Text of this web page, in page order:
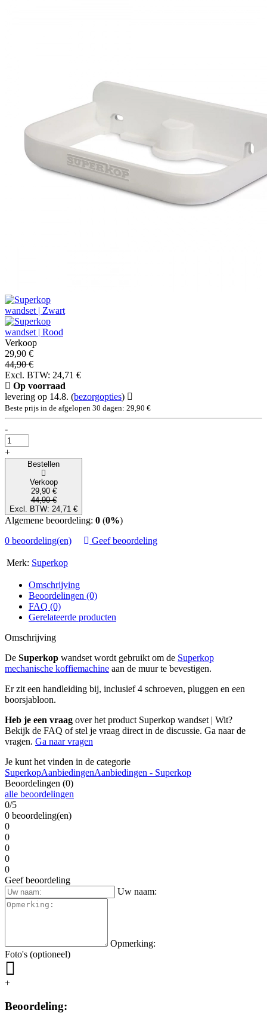
Verkoop
29,90 €
44,90 €
Excl. BTW: 24,71 €
Op voorraad
levering op 14.8. (bezorgopties)
Beste prijs in de afgelopen 30 dagen: 29,90 €
-
+
Bestellen
Verkoop
29,90 €
44,90 €
Excl. BTW: 24,71 €
Algemene beoordeling: 0 (0%)
0 beoordeling(en)
Geef beoordeling
Merk: Superkop
Omschrijving
Beoordelingen (0)
FAQ (0)
Gerelateerde producten
Omschrijving
De Superkop wandset wordt gebruikt om de Superkop
mechanische koffiemachine aan de muur te bevestigen.
Er zit een handleiding bij, inclusief 4 schroeven, pluggen en een
boorsjabloon.
Heb je een vraag over het product Superkop wandset | Wit?
Bekijk de FAQ of stel je vraag direct in de discussie. Ga naar de
vragen. Ga naar vragen
Je kunt het vinden in de categorie
SuperkopAanbiedingenAanbiedingen - Superkop
Beoordelingen (0)
alle beoordelingen
0/5
0 beoordeling(en)
0
0
0
0
0
Geef beoordeling
Uw naam:
Opmerking:
Foto's (optioneel)
+
Beoordeling: